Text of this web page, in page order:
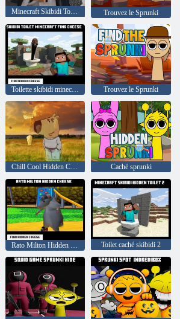
Minecraft Skibidi Toilet caché 3 Trouvez le Sprunki
Toilette skibidi minecraft trouver du fromage Trouvez le Sprunki
Chill Cool Hidden Cheese Guy Caché sprunki
Rato Milton Hidden Cheese Toilet caché skibidi 2